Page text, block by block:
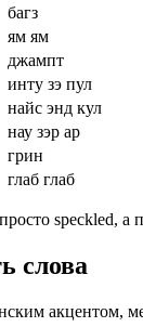
багз
ям ям
джампт
инту зэ пул
найс энд кул
нау зэр ар
грин
глаб глаб
speckled, а
слова
акцентом,